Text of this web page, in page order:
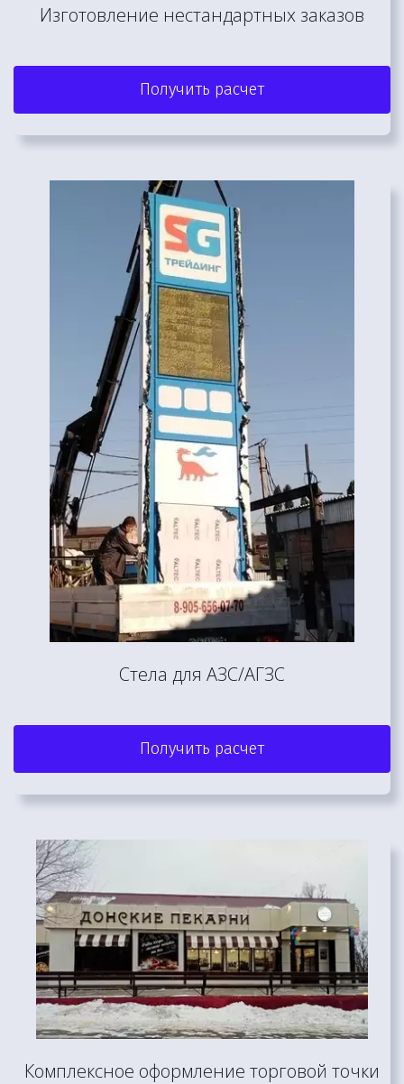
Изготовление нестандартных заказов
Получить расчет
Стела для АЗС/АГЗС
Получить расчет
Комплексное оформление торговой точки